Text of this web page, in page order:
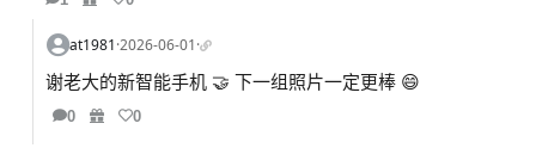
at1981·2026-06-01·
谢老大的新智能手机 🤝 下一组照片一定更棒 😄
0 0